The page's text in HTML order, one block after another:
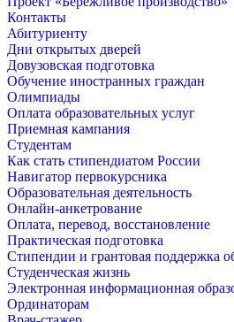
Контакты
Абитуриенту
Дни открытых дверей
Довузовская подготовка
Обучение иностранных граждан
Олимпиады
Оплата образовательных услуг
Приемная кампания
Студентам
Как стать стипендиатом России
Навигатор первокурсника
Образовательная деятельность
Онлайн-анкетрование
Оплата, перевод, восстановление
Практическая подготовка
Стипендии и грантовая поддержка
Студенческая жизнь
Электронная информационная
Ординаторам